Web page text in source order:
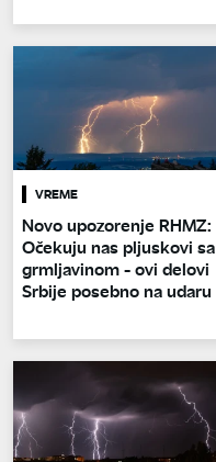
VREME
Novo upozorenje RHMZ:
Očekuju nas pljuskovi sa
grmljavinom - ovi delovi
Srbije posebno na udaru